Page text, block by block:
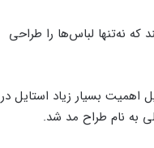
نه‌تنها لباس‌ها را طراحی
بسیار زیاد استایل در
به نام طراح مد شد.